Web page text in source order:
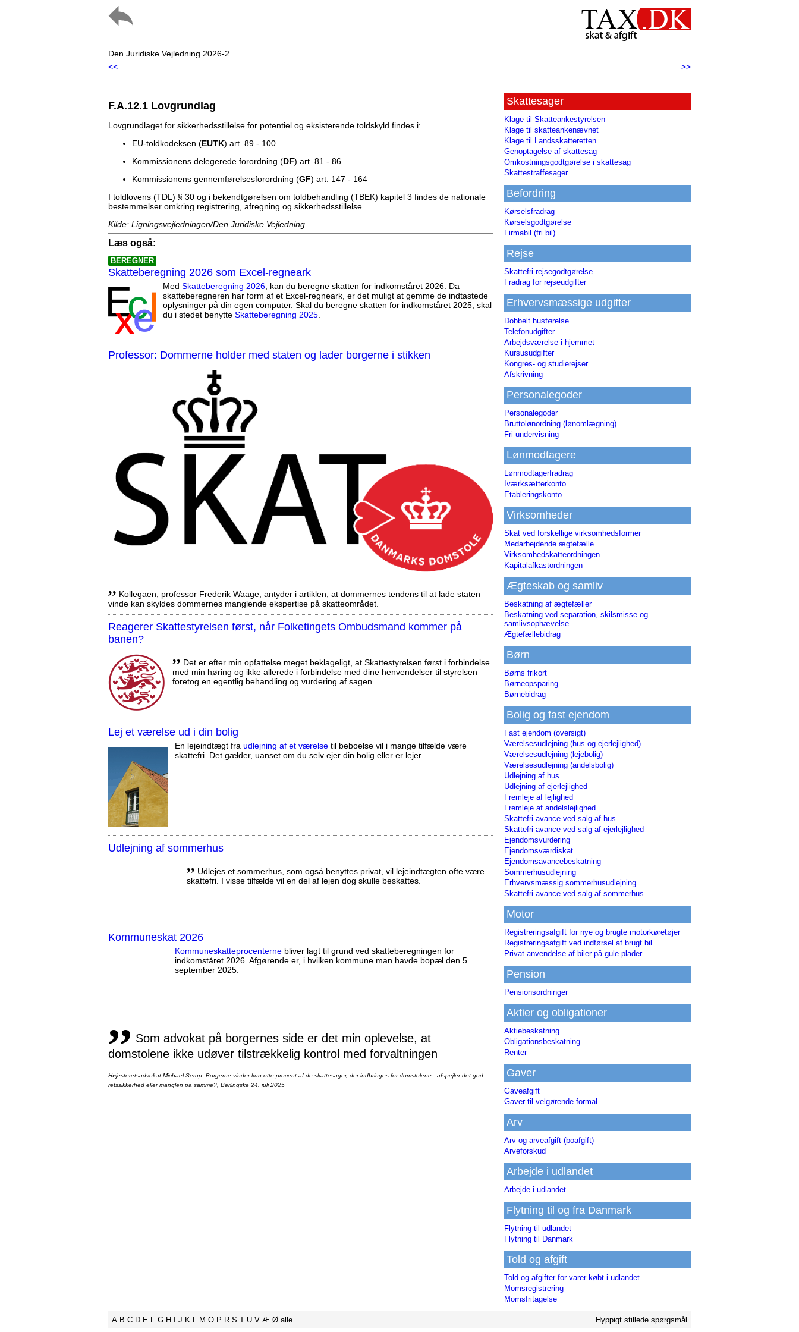
Den Juridiske Vejledning 2026-2
<<
>>
F.A.12.1 Lovgrundlag
Lovgrundlaget for sikkerhedsstillelse for potentiel og eksisterende toldskyld findes i:
EU-toldkodeksen (EUTK) art. 89 - 100
Kommissionens delegerede forordning (DF) art. 81 - 86
Kommissionens gennemførelsesforordning (GF) art. 147 - 164
I toldlovens (TDL) § 30 og i bekendtgørelsen om toldbehandling (TBEK) kapitel 3 findes de nationale
bestemmelser omkring registrering, afregning og sikkerhedsstillelse.
Kilde: Ligningsvejledningen/Den Juridiske Vejledning
Læs også:
BEREGNER
Skatteberegning 2026 som Excel-regneark
Med Skatteberegning 2026 , kan du beregne skatten for indkomståret 2026. Da
skatteberegneren har form af et Excel-regneark, er det muligt at gemme de indtastede
oplysninger på din egen computer. Skal du beregne skatten for indkomståret 2025, skal
du i stedet benytte Skatteberegning 2025
Professor: Dommerne holder med staten og lader borgerne i stikken
,, Kollegaen, professor Frederik Waage, antyder i artiklen, at dommernes tendens til at lade staten
vinde kan skyldes dommernes manglende ekspertise på skatteområdet.
Reagerer Skattestyrelsen først, når Folketingets Ombudsmand kommer på
banen?
,, Det er efter min opfattelse meget beklageligt, at Skattestyrelsen først i forbindelse
med min høring og ikke allerede i forbindelse med dine henvendelser til styrelsen
foretog en egentlig behandling og vurdering af sagen.
Lej et værelse ud i din bolig
En lejeindtægt fra udlejning af et værelse til beboelse vil i mange tilfælde være
skattefri. Det gælder, uanset om du selv ejer din bolig eller er lejer.
Udlejning af sommerhus
,, Udlejes et sommerhus, som også benyttes privat, vil lejeindtægten ofte være
skattefri. I visse tilfælde vil en del af lejen dog skulle beskattes.
Kommuneskat 2026
Kommuneskatte­procenterne bliver lagt til grund ved skatteberegningen for
indkomståret 2026. Afgørende er, i hvilken kommune man havde bopæl den 5.
september 2025.
,, Som advokat på borgernes side er det min oplevelse, at
domstolene ikke udøver tilstrækkelig kontrol med forvaltningen
Højesteretsadvokat Michael Serup: Borgerne vinder kun otte procent af de skattesager, der indbringes for domstolene - afspejler det god
retssikkerhed eller manglen på samme?, Berlingske 24. juli 2025
Skattesager
Klage til Skatteankestyrelsen
Klage til skatteankenævnet
Klage til Landsskatteretten
Genoptagelse af skattesag
Omkostningsgodtgørelse i skattesag
Skattestraffesager
Befordring
Kørselsfradrag
Kørselsgodtgørelse
Firmabil (fri bil)
Rejse
Skattefri rejsegodtgørelse
Fradrag for rejseudgifter
Erhvervsmæssige udgifter
Dobbelt husførelse
Telefonudgifter
Arbejdsværelse i hjemmet
Kursusudgifter
Kongres- og studierejser
Afskrivning
Personalegoder
Personalegoder
Bruttolønordning (lønomlægning)
Fri undervisning
Lønmodtagere
Lønmodtagerfradrag
Iværksætterkonto
Etableringskonto
Virksomheder
Skat ved forskellige virksomhedsformer
Medarbejdende ægtefælle
Virksomhedskatteordningen
Kapitalafkastordningen
Ægteskab og samliv
Beskatning af ægtefæller
Beskatning ved separation, skilsmisse og
samlivsophævelse
Ægtefællebidrag
Børn
Børns frikort
Børneopsparing
Børnebidrag
Bolig og fast ejendom
Fast ejendom (oversigt)
Værelsesudlejning (hus og ejerlejlighed)
Værelsesudlejning (lejebolig)
Værelsesudlejning (andelsbolig)
Udlejning af hus
Udlejning af ejerlejlighed
Fremleje af lejlighed
Fremleje af andelslejlighed
Skattefri avance ved salg af hus
Skattefri avance ved salg af ejerlejlighed
Ejendomsvurdering
Ejendomsværdiskat
Ejendomsavancebeskatning
Sommerhusudlejning
Erhvervsmæssig sommerhusudlejning
Skattefri avance ved salg af sommerhus
Motor
Registreringsafgift for nye og brugte motorkøretøjer
Registreringsafgift ved indførsel af brugt bil
Privat anvendelse af biler på gule plader
Pension
Pensionsordninger
Aktier og obligationer
Aktiebeskatning
Obligationsbeskatning
Renter
Gaver
Gaveafgift
Gaver til velgørende formål
Arv
Arv og arveafgift (boafgift)
Arveforskud
Arbejde i udlandet
Arbejde i udlandet
Flytning til og fra Danmark
Flytning til udlandet
Flytning til Danmark
Told og afgift
Told og afgifter for varer købt i udlandet
Momsregistrering
Momsfritagelse
A B C D E F G H J K L M O P R S T U V Æ Ø alle Hyppigt stillede spørgsmål